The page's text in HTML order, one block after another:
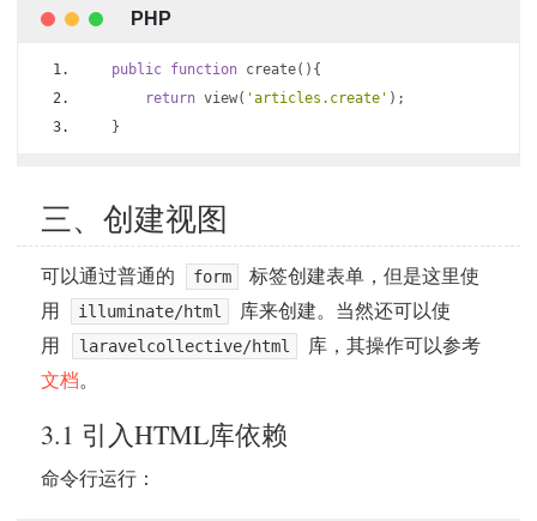
public function create(){
return view( 'articles.create' );
}
三、创建视图
可以通过普通的 form
标签创建表单，但是这里使
用
illuminate/html
库来创建。当然还可以使
用
laravelcollective/html
库，其操作可以参考
文档。
3.1 引入HTML库依赖
命令行运行：